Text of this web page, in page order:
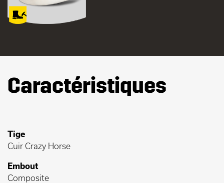
Caractéristiques
Tige
Cuir Crazy Horse
Embout
Composite